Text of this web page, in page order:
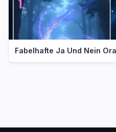
Fabelhafte Ja Und Nein